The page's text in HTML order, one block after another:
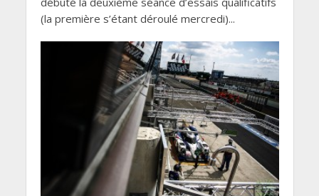
(la première s’étant déroulé mercredi)...